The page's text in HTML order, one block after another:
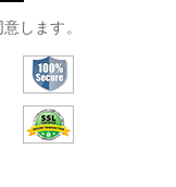
します。